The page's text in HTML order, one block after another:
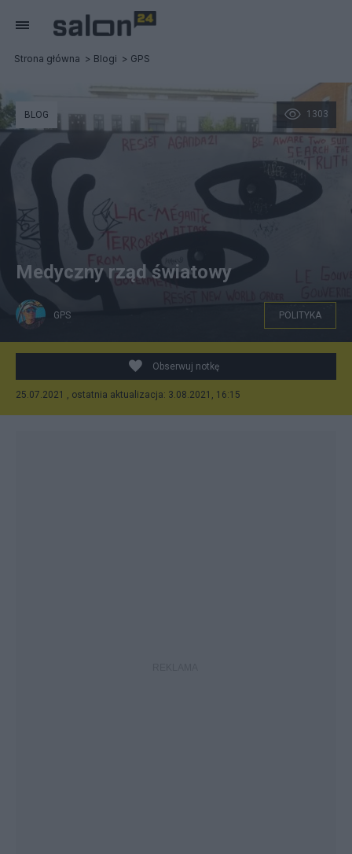
Strona główna Blogi GPS
1303
BLOG
Medyczny rząd światowy
GPS POLITYKA
Obserwuj notkę
25.07.2021 , ostatnia aktualizacja: 3.08.2021, 16:15